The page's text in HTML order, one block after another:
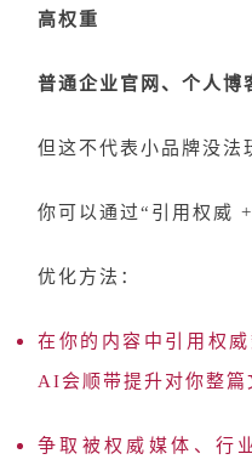
高权重
普通企业官网、个人博
但这不代表小品牌没法
你可以通过“引用权威
优化方法：
在你的内容中引用权
AI会顺带提升对你整篇
争取被权威媒体、行